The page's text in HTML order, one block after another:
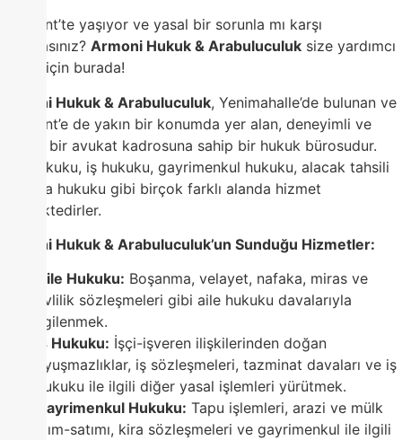
Yenikent’te yaşıyor ve yasal bir sorunla mı karşı
karşıyasınız? Armoni Hukuk & Arabuluculuk size yardımcı
olmak için burada!
Armoni Hukuk & Arabuluculuk, Yenimahalle’de bulunan ve
Yenikent’e de yakın bir konumda yer alan, deneyimli ve
uzman bir avukat kadrosuna sahip bir hukuk bürosudur.
Aile hukuku, iş hukuku, gayrimenkul hukuku, alacak tahsili
ve ceza hukuku gibi birçok farklı alanda hizmet
vermektedirler.
Armoni Hukuk & Arabuluculuk’un Sunduğu Hizmetler:
Aile Hukuku: Boşanma, velayet, nafaka, miras ve
evlilik sözleşmeleri gibi aile hukuku davalarıyla
ilgilenmek.
İş Hukuku: İşçi-işveren ilişkilerinden doğan
uyuşmazlıklar, iş sözleşmeleri, tazminat davaları ve iş
hukuku ile ilgili diğer yasal işlemleri yürütmek.
Gayrimenkul Hukuku: Tapu işlemleri, arazi ve mülk
alım-satımı, kira sözleşmeleri ve gayrimenkul ile ilgili